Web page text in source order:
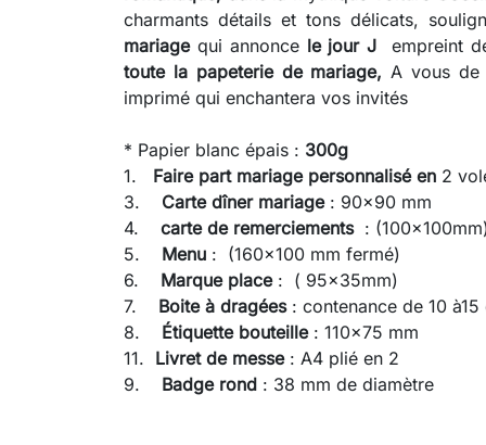
charmants détails et tons délicats,
mariagequi annoncele jour Jempreint
toute la papeterie de mariage, A vous de
imprimé qui enchantera vos invités
* Papier blanc épais : 300g
1. Faire part mariage personnalisé en 2
3.
Carte dîner mariage: 90x90 mm
4.
carte de remerciements :
5.
Menu : (160x100 mm fermé)
6. Marque place: ( 95x35mm)
7. Boite à dragées: contenance de 10 à15
8.
Étiquette bouteille: 110x75 mm
11. Livret de messe: A4 plié en 2
9. Badge rond : 38 mm de diamètre